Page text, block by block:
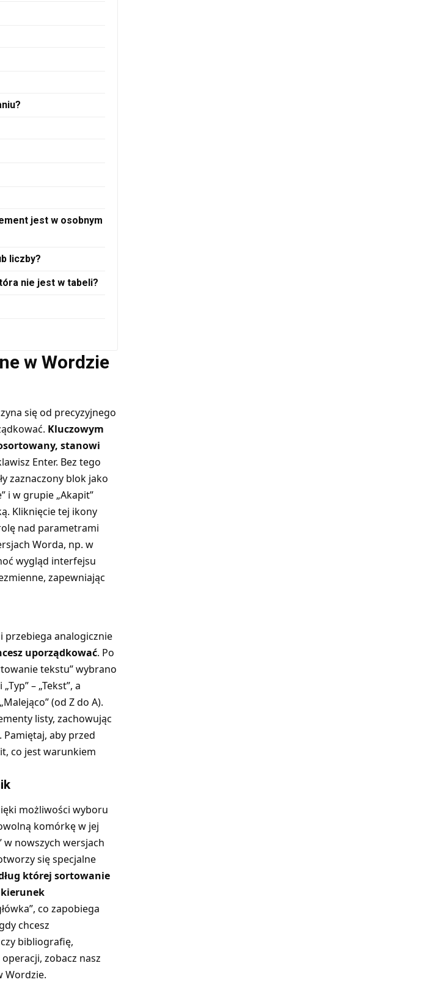
jest w osobnym
liczby?
nie jest w tabeli?
w Wordzie
się od precyzyjnego
Kluczowym
stanowi
Enter. Bez tego
zaznaczony blok jako
i w grupie „Akapit”
Kliknięcie tej ikony
nad parametrami
Worda, np. w
wygląd interfejsu
zapewniając
analogicznie
uporządkować. Po
tekstu” wybrano
– „Tekst”, a
(od Z do A).
listy, zachowując
aby przed
co jest warunkiem
możliwości wyboru
komórkę w jej
w nowszych wersjach
się specjalne
której sortowanie
kierunek
co zapobiega
chcesz
bibliografię,
zobacz nasz
Wordzie.